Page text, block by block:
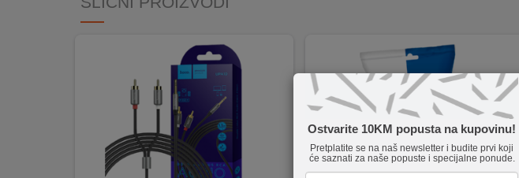
Ostvarite 10KM popusta na kupovinu!
Pretplatite se na naš newsletter i budite prvi koji
će saznati za naše popuste i specijalne ponude.